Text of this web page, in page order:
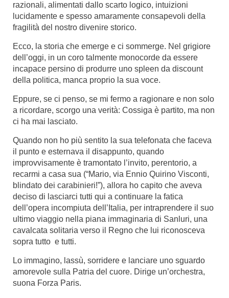
razionali, alimentati dallo scarto logico, intuizioni
lucidamente e spesso amaramente consapevoli della
fragilità del nostro divenire storico.
Ecco, la storia che emerge e ci sommerge. Nel grigiore
dell’oggi, in un coro talmente monocorde da essere
incapace persino di produrre uno spleen da discount
della politica, manca proprio la sua voce.
Eppure, se ci penso, se mi fermo a ragionare e non solo
a ricordare, scorgo una verità: Cossiga è partito, ma non
ci ha mai lasciato.
Quando non ho più sentito la sua telefonata che faceva
il punto e esternava il disappunto, quando
improvvisamente è tramontato l’invito, perentorio, a
recarmi a casa sua (“Mario, via Ennio Quirino Visconti,
blindato dei carabinieri!”), allora ho capito che aveva
deciso di lasciarci tutti qui a continuare la fatica
dell’opera incompiuta dell’Italia, per intraprendere il suo
ultimo viaggio nella piana immaginaria di Sanluri, una
caval cata solitaria verso il Regno che lui riconosceva
sopra tutto e tutti.
Lo immagino, lassù, sorridere e lanciare uno sguardo
amorevole sulla Patria del cuore. Dirige un’orchestra,
suona Forza Paris.